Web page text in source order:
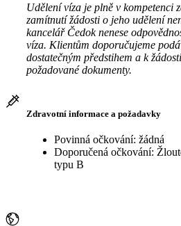
Udělení víza je plně v kompetenci
zamítnutí žádosti o jeho udělení
kancelář Čedok nenese
víza. Klientům doporučujeme
dostatečným předstihem a k
požadované dokumenty.
Zdravotní informace a požadavky
Povinná očkování: žádná
Doporučená očkování:
typu B